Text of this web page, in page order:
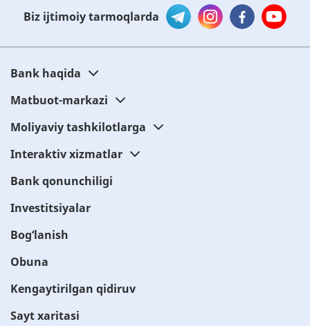
Biz ijtimoiy tarmoqlarda
Bank haqida
Matbuot-markazi
Moliyaviy tashkilotlarga
Interaktiv xizmatlar
Bank qonunchiligi
Investitsiyalar
Bog‘lanish
Obuna
Kengaytirilgan qidiruv
Sayt xaritasi